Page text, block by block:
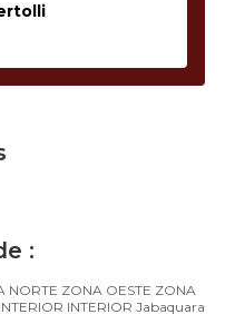
:
NORTE ZONA OESTE ZONA
INTERIOR INTERIOR Jabaquara